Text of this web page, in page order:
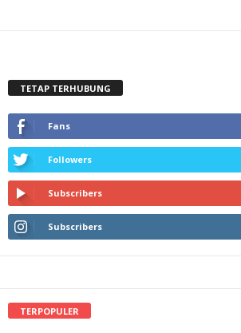
TETAP TERHUBUNG
Fans
Followers
Subscribers
Subscribers